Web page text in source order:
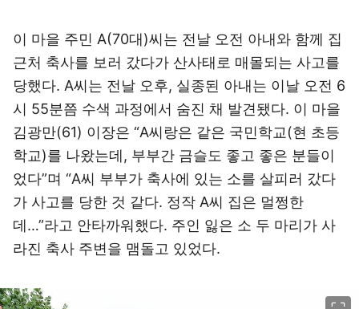
이 마을 주민 A(70대)씨는 전날 오전 아내와 함께 집
근처 축사를 보러 갔다가 산사태로 매몰되는 사고를
당했다. A씨는 전날 오후, 실종된 아내는 이날 오전 6
시 55분쯤 수색 과정에서 숨진 채 발견됐다. 이 마을
김광만(61) 이장은 “A씨랑은 같은 국민학교(현 초등
학교)를 나왔는데, 부부간 금슬도 좋고 좋은 분들이
었다”며 “A씨 부부가 축사에 있는 소를 살피러 갔다
가 사고를 당한 것 같다. 정작 A씨 집은 멀쩡한
데…”라고 안타까워했다. 주인 잃은 소 두 마리가 사
라진 축사 주변을 맴돌고 있었다.